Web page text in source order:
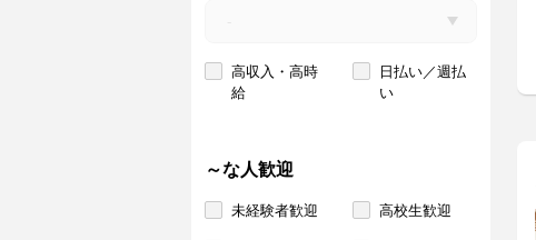
高収入・高時
給
日払い／週払
い
～な人歓迎
未経験者歓迎 高校生歓迎